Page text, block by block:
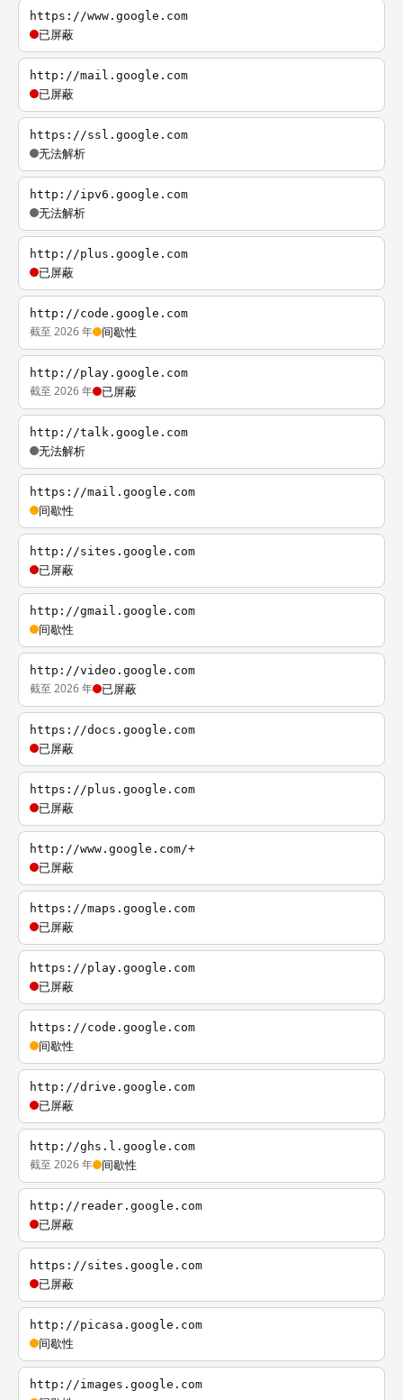
https://www.google.com
已屏蔽
http://mail.google.com
已屏蔽
https://ssl.google.com
无法解析
http://ipv6.google.com
无法解析
http://plus.google.com
已屏蔽
http://code.google.com
截至 2026 年 间歇性
http://play.google.com
截至 2026 年 已屏蔽
http://talk.google.com
无法解析
https://mail.google.com
间歇性
http://sites.google.com
已屏蔽
http://gmail.google.com
间歇性
http://video.google.com
截至 2026 年 已屏蔽
https://docs.google.com
已屏蔽
https://plus.google.com
已屏蔽
http://www.google.com/+
已屏蔽
https://maps.google.com
已屏蔽
https://play.google.com
已屏蔽
https://code.google.com
间歇性
http://drive.google.com
已屏蔽
http://ghs.l.google.com
截至 2026 年 间歇性
http://reader.google.com
已屏蔽
https://sites.google.com
已屏蔽
http://picasa.google.com
间歇性
http://images.google.com